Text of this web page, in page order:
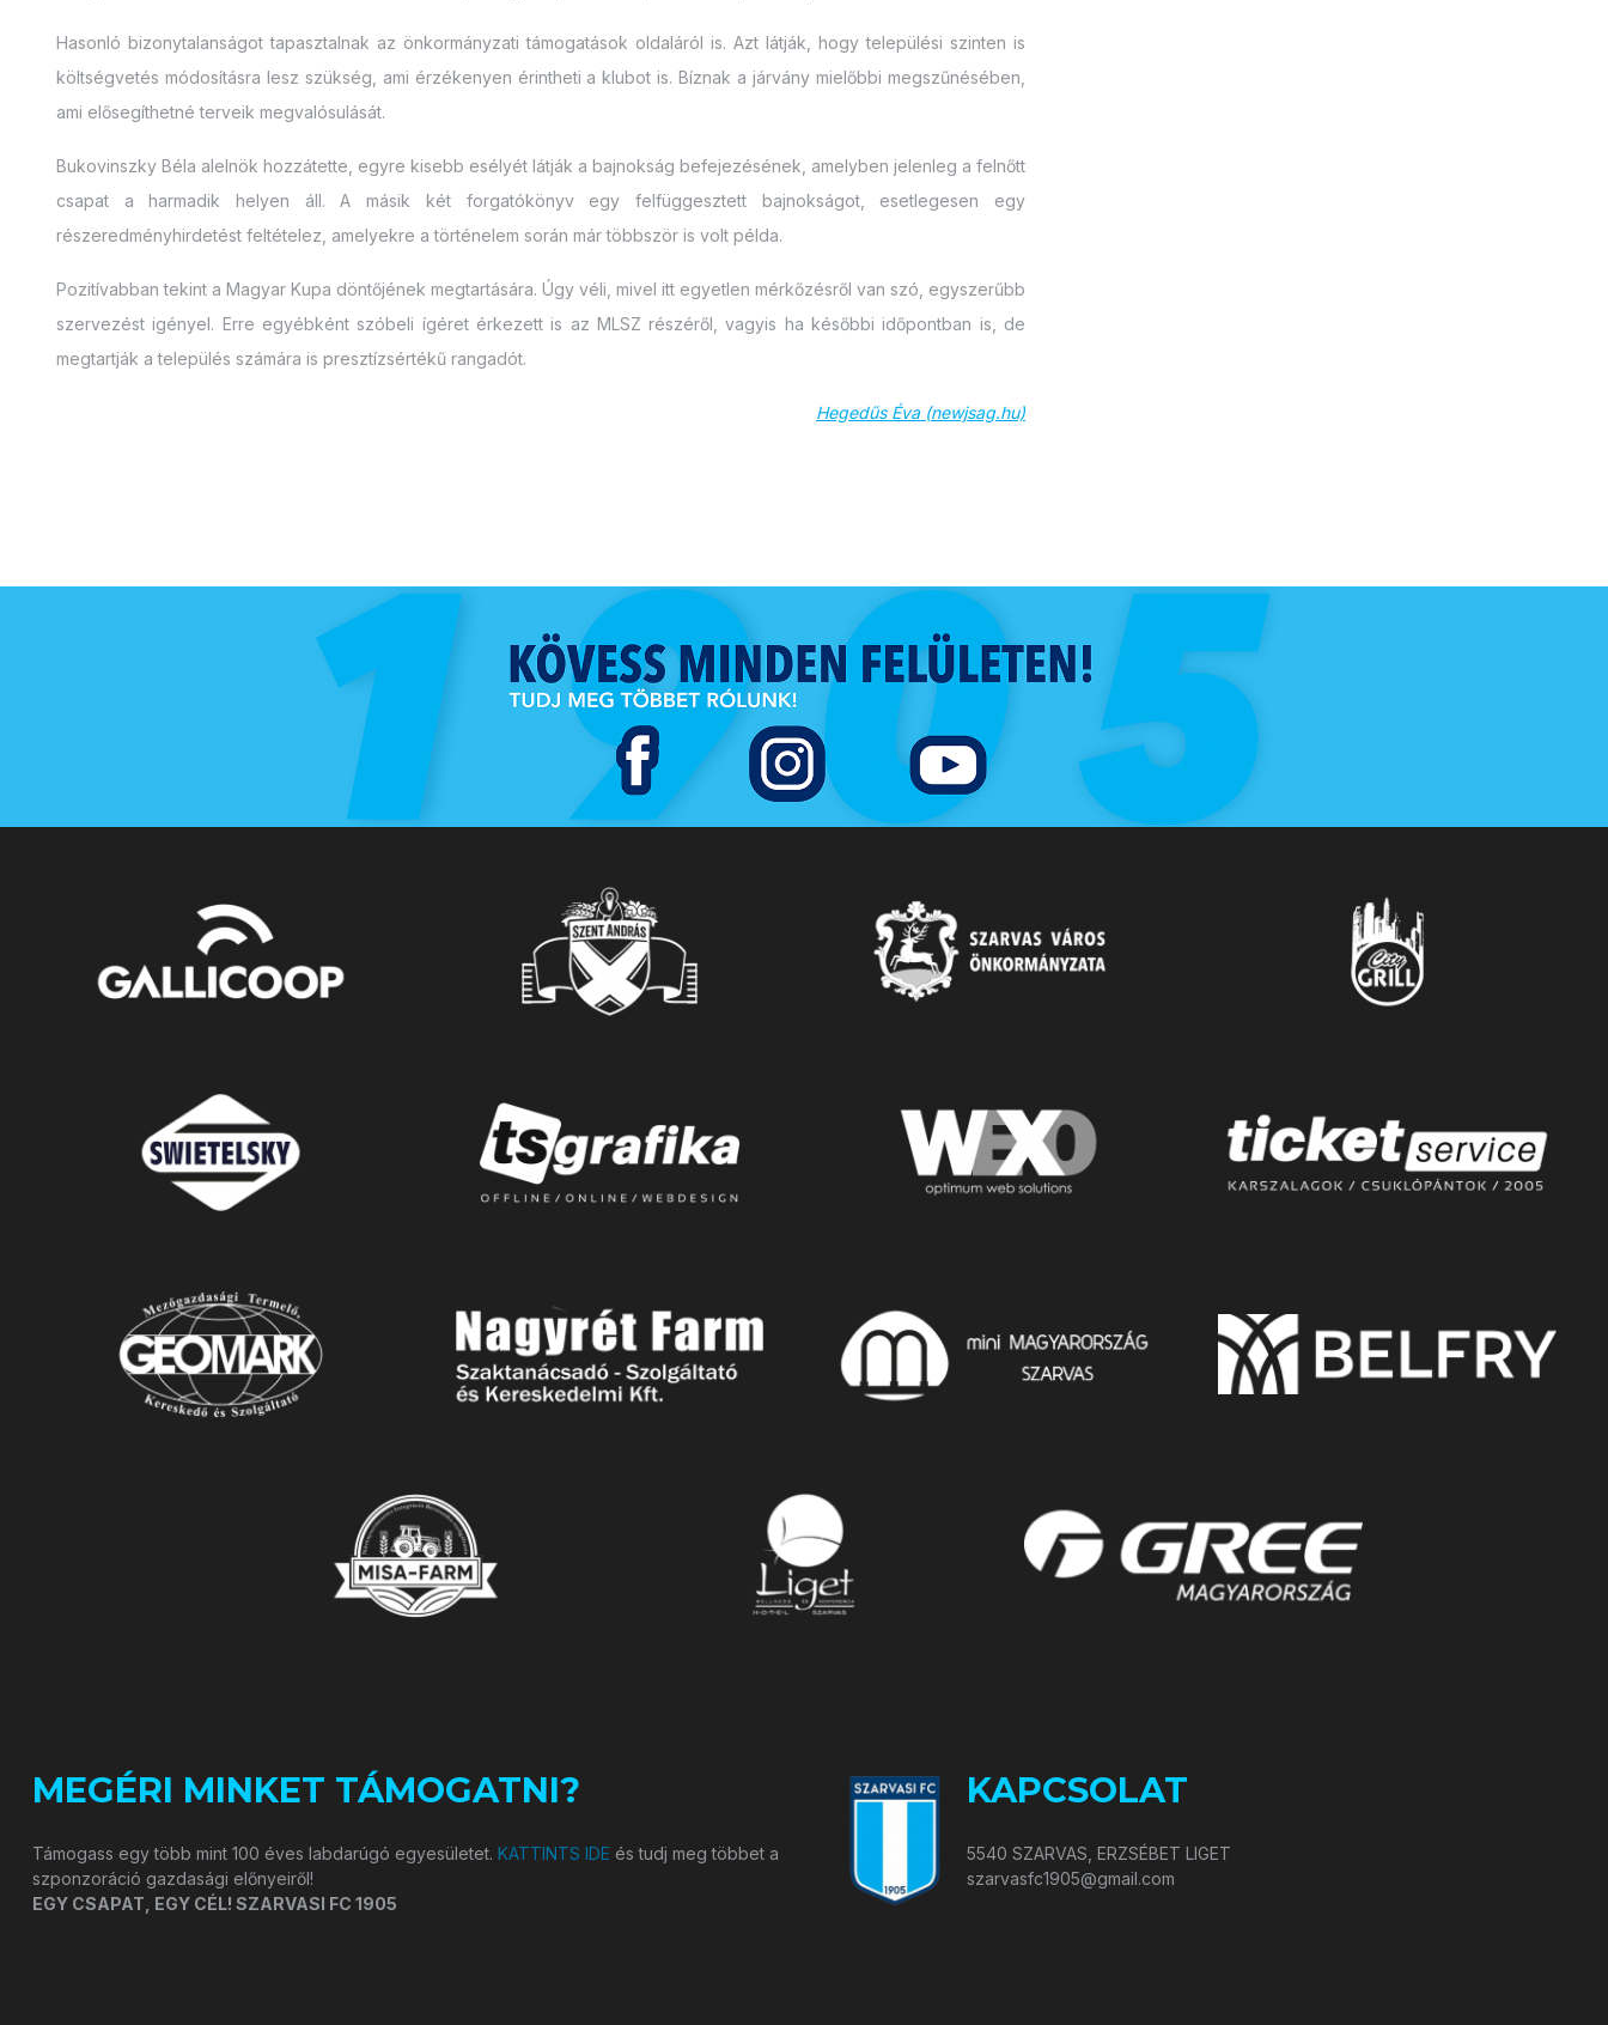
Hasonló bizonytalanságot tapasztalnak az önkormányzati támogatások oldaláról is. Azt látják, hogy települési szinten is
költségvetés módosításra lesz szükség, ami érzékenyen érintheti a klubot is. Bíznak a járvány mielőbbi megszűnésében,
ami elősegíthetné terveik megvalósulását.
Bukovinszky Béla alelnök hozzátette, egyre kisebb esélyét látják a bajnokság befejezésének, amelyben jelenleg a felnőtt
csapat a harmadik helyen áll. A másik két forgatókönyv egy felfüggesztett bajnokságot, esetlegesen egy
részeredményhirdetést feltételez, amelyekre a történelem során már többször is volt példa.
Pozitívabban tekint a Magyar Kupa döntőjének megtartására. Úgy véli, mivel itt egyetlen mérkőzésről van szó, egyszerűbb
szervezést igényel. Erre egyébként szóbeli ígéret érkezett is az MLSZ részéről, vagyis ha későbbi időpontban is, de
megtartják a település számára is presztízsértékű rangadót.
Hegedűs Éva (newjsag.hu)
MEGÉRI MINKET TÁMOGATNI?
Támogass egy több mint 100 éves labdarúgó egyesületet. KATTINTS IDE és tudj meg többet a
szponzoráció gazdasági előnyeiről!
EGY CSAPAT, EGY CÉL! SZARVASI FC 1905
KAPCSOLAT
5540 SZARVAS, ERZSÉBET LIGET
szarvasfc1905@gmail.com